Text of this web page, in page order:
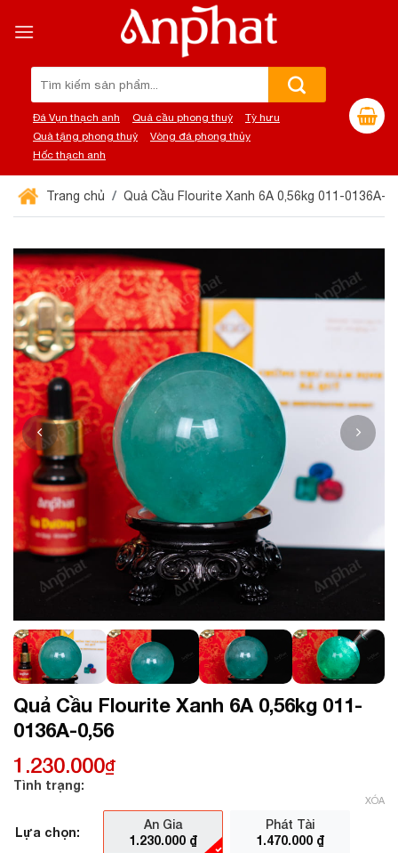
đến
Đá Vụn thạch anh Quả cầu phong thuỷ
Tỳ hưu
Quà tặng phong thuỷ
Vòng đá phong thủy
Hốc thạch anh
Trang chủ Quả Cầu Flourite Xanh 6A 0,56kg 011-0136A-
Quả Cầu Flourite Xanh 6A 0,56kg 011-
0136A-0,56
1.230.000₫
Tình trạng:
Lựa chọn:
An Gia
1.230.000 ₫
Phát Tài
1.470.000 ₫
XÓA